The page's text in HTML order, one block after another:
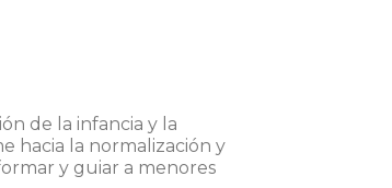
de la infancia y la
hacia la normalización y
y guiar a menores